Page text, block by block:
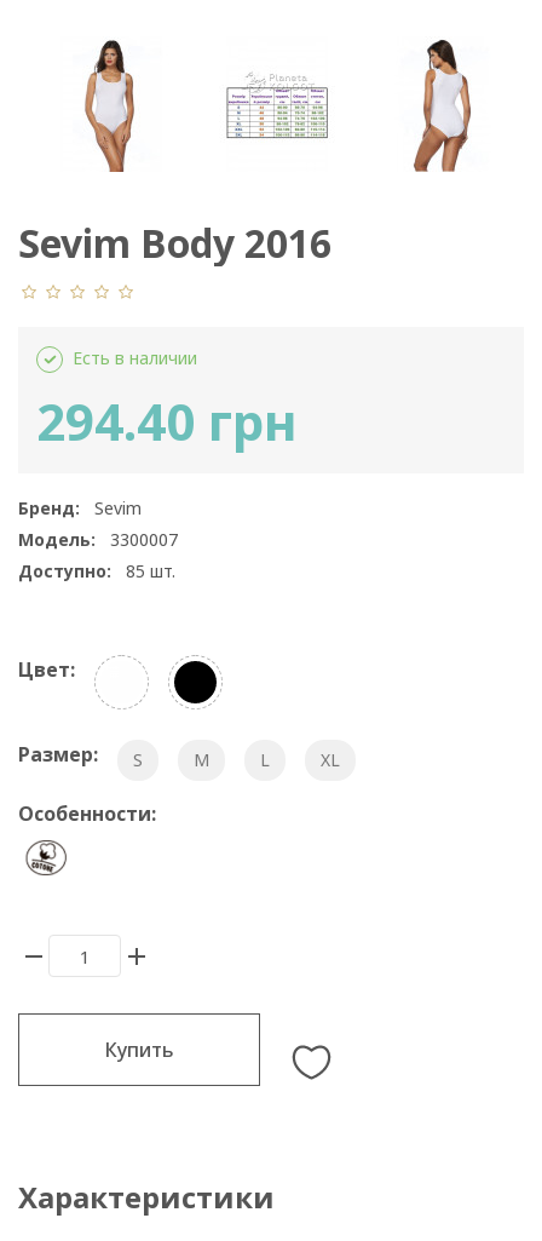
Sevim Body 2016
Есть в наличии
294.40 грн
Бренд:
Sevim
Модель:
3300007
Доступно:
85 шт.
Цвет:
Размер: S M L XL
Особенности:
Купить
Характеристики